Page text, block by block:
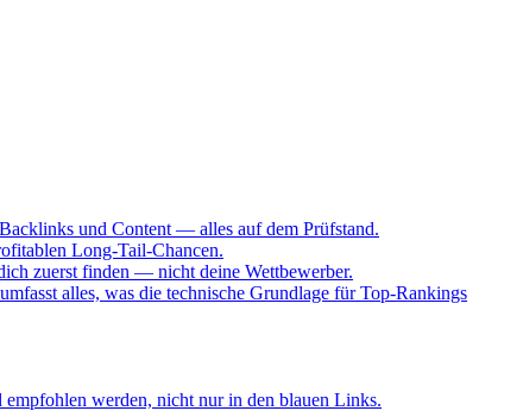
und Content — alles auf dem Prüfstand.
Long-Tail-Chancen.
zuerst finden — nicht deine Wettbewerber.
alles, was die technische Grundlage für Top-Rankings
werden, nicht nur in den blauen Links.